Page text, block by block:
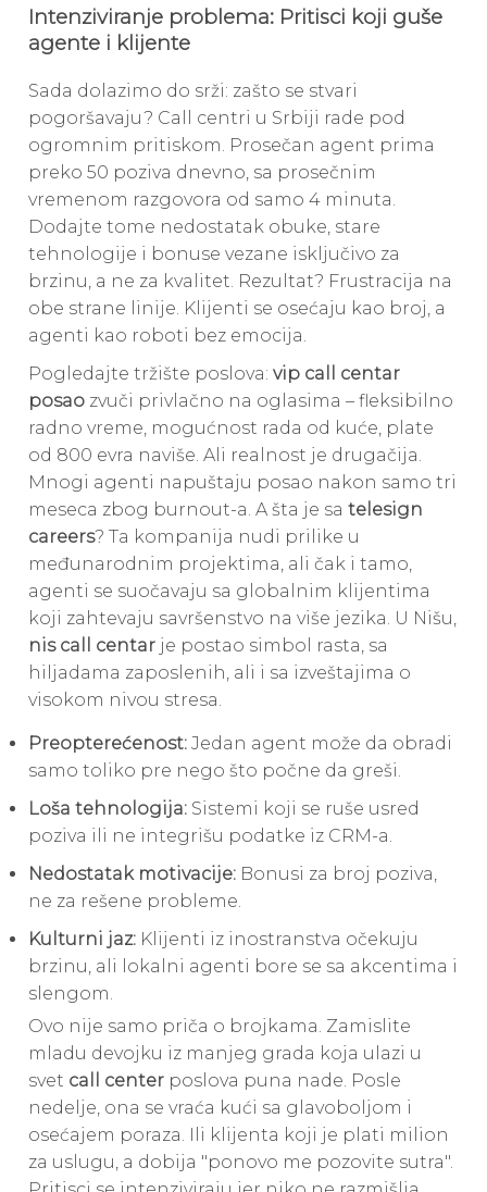
Intenziviranje problema: Pritisci koji guše
agente i klijente
Sada dolazimo do srži: zašto se stvari
pogoršavaju? Call centri u Srbiji rade pod
ogromnim pritiskom. Prosečan agent prima
preko 50 poziva dnevno, sa prosečnim
vremenom razgovora od samo 4 minuta.
Dodajte tome nedostatak obuke, stare
tehnologije i bonuse vezane isključivo za
brzinu, a ne za kvalitet. Rezultat? Frustracija na
obe strane linije. Klijenti se osećaju kao broj, a
agenti kao roboti bez emocija.
Pogledajte tržište poslova: vip call centar
posao zvuči privlačno na oglasima – fleksibilno
radno vreme, mogućnost rada od kuće, plate
od 800 evra naviše. Ali realnost je drugačija.
Mnogi agenti napuštaju posao nakon samo tri
meseca zbog burnout-a. A šta je sa telesign
careers? Ta kompanija nudi prilike u
međunarodnim projektima, ali čak i tamo,
agenti se suočavaju sa globalnim klijentima
koji zahtevaju savršenstvo na više jezika. U Nišu,
nis call centar je postao simbol rasta, sa
hiljadama zaposlenih, ali i sa izveštajima o
visokom nivou stresa.
Preopterećenost: Jedan agent može da obradi
samo toliko pre nego što počne da greši.
Loša tehnologija: Sistemi koji se ruše usred
poziva ili ne integrišu podatke iz CRM-a.
Nedostatak motivacije: Bonusi za broj poziva,
ne za rešene probleme.
Kulturni jaz: Klijenti iz inostranstva očekuju
brzinu, ali lokalni agenti bore se sa akcentima i
slengom.
Ovo nije samo priča o brojkama. Zamislite
mladu devojku iz manjeg grada koja ulazi u
svet call center poslova puna nade. Posle
nedelje, ona se vraća kući sa glavoboljom i
osećajem poraza. Ili klijenta koji je plati milion
za uslugu, a dobija "ponovo me pozovite sutra".